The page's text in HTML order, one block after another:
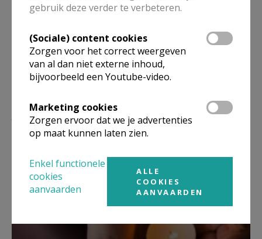
Deel dit artikel
Lees meer
gebruik deze verder te verbeteren.
(Sociale) content cookies
Zorgen voor het correct weergeven
van al dan niet externe inhoud,
bijvoorbeeld een Youtube-video.
Marketing cookies
Zorgen ervoor dat we je advertenties
op maat kunnen laten zien.
Enkel functionele
cookies
aanvaarden
ALLE
COOKIES
AANVAARDEN